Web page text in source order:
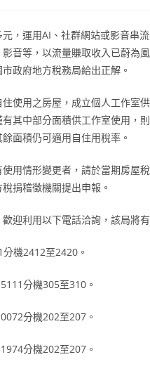
，運用AI、社群網站或影音串
音等，以流量賺取收入已蔚為
政府地方稅務局給出正解。
使用之房屋，成立個人工作室
其中部分面積供工作室使用，
面積仍可適用自住用稅率。
用情形變更者，請於當期房屋
捐稽徵機關提出申報。
迎利用以下電話洽詢，該局將
機2412至2420。
分機305至310。
分機202至207。
分機202至207。